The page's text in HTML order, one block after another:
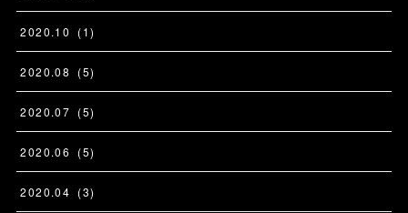
2020.10 (1)
2020.08 (5)
2020.07 (5)
2020.06 (5)
2020.04 (3)